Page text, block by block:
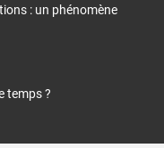
: un phénomène
temps ?